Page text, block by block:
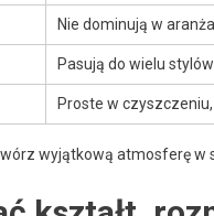
Nie dominują w
Pasują do wielu
Proste w
wyjątkową atmosferę